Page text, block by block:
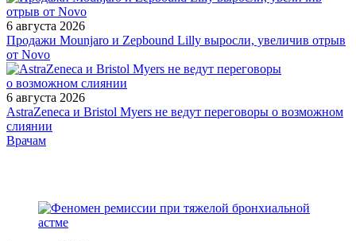
6 августа 2026
Продажи Mounjaro и Zepbound Lilly выросли, увеличив отрыв
от Novo
6 августа 2026
AstraZeneca и Bristol Myers не ведут переговоры о возможном
слиянии
/doctor/cardiology/klinicheskaya-effektivnost-nizkodozovoy-
Врачам